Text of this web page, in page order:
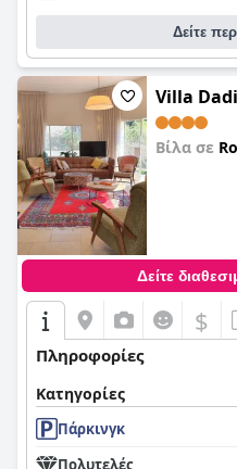
Δείτε
Villa
Βίλα σε
Δείτε
$
Πληροφορίες
Κατηγορίες
Πάρκινγκ
Πολυτελές